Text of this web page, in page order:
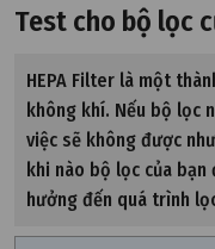
Test cho bộ lọc
HEPA Filter là một
không khí. Nếu bộ lọc
việc sẽ không được
khi nào bộ lọc của bạn
hưởng đến quá trình